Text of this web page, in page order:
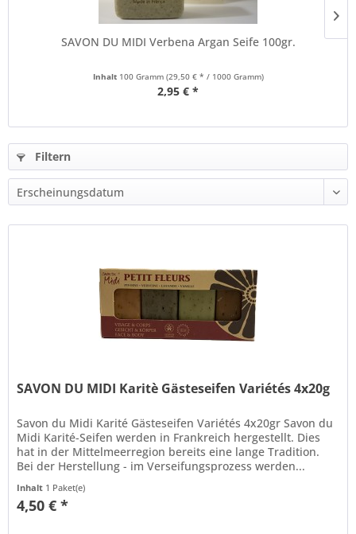
SAVON DU MIDI Verbena Argan Seife 100gr.
Inhalt 100 Gramm (29,50 € * / 1000 Gramm)
2,95 € *
Filtern
SAVON DU MIDI Karitè Gästeseifen Variétés 4x20g
Savon du Midi Karité Gästeseifen Variétés 4x20gr Savon du
Midi Karité-Seifen werden in Frankreich hergestellt. Dies
hat in der Mittelmeerregion bereits eine lange Tradition.
Bei der Herstellung - im Verseifungsprozess werden...
Inhalt 1 Paket(e)
4,50 € *